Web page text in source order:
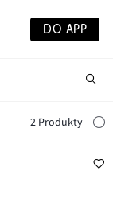
DO APP
2 Produkty